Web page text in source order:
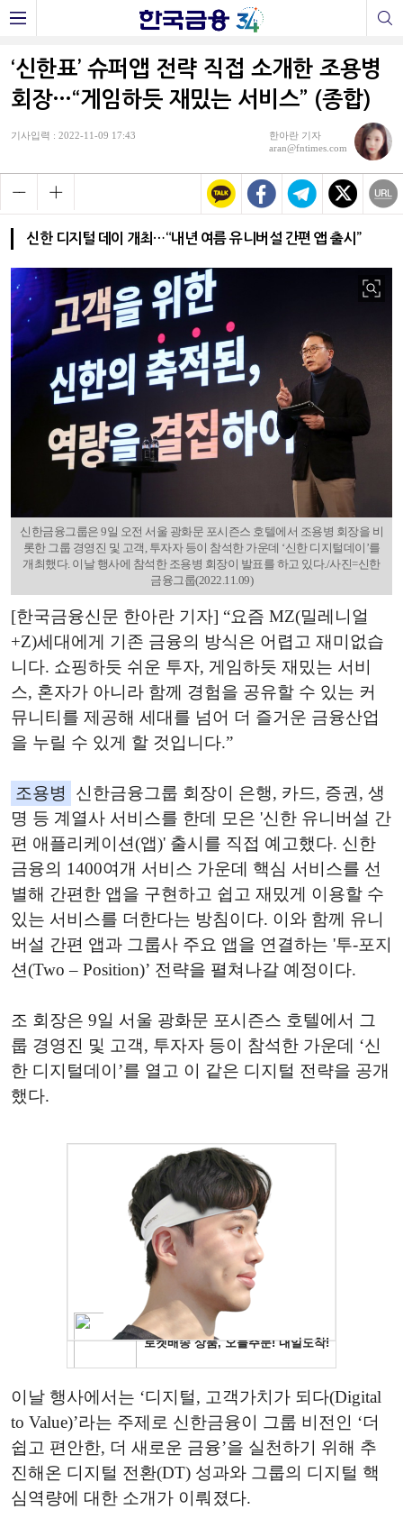
‘신한표’ 슈퍼앱 전략 직접 소개한 조용병
회장…“게임하듯 재밌는 서비스” (종합)
기사입력 : 2022-11-09 17:43
한아란 기자
aran@fntimes.com
신한 디지털 데이 개최…“내년 여름 유니버설 간편 앱 출시”
신한금융그룹은 9일 오전 서울 광화문 포시즌스 호텔에서 조용병 회장을 비
롯한 그룹 경영진 및 고객, 투자자 등이 참석한 가운데 ‘신한 디지털데이’를
개최했다. 이날 행사에 참석한 조용병 회장이 발표를 하고 있다./사진=신한
금융그룹(2022.11.09)
[한국금융신문 한아란 기자] “요즘 MZ(밀레니얼
+Z)세대에게 기존 금융의 방식은 어렵고 재미없습
니다. 쇼핑하듯 쉬운 투자, 게임하듯 재밌는 서비
스, 혼자가 아니라 함께 경험을 공유할 수 있는 커
뮤니티를 제공해 세대를 넘어 더 즐거운 금융산업
을 누릴 수 있게 할 것입니다.”
조용병
신한금융그룹 회장이 은행, 카드, 증권, 생
명 등 계열사 서비스를 한데 모은 '신한 유니버설 간
편 애플리케이션(앱)' 출시를 직접 예고했다. 신한
금융의 1400여개 서비스 가운데 핵심 서비스를 선
별해 간편한 앱을 구현하고 쉽고 재밌게 이용할 수
있는 서비스를 더한다는 방침이다. 이와 함께 유니
버설 간편 앱과 그룹사 주요 앱을 연결하는 '투-포지
션(Two – Position)’ 전략을 펼쳐나갈 예정이다.
조 회장은 9일 서울 광화문 포시즌스 호텔에서 그
룹 경영진 및 고객, 투자자 등이 참석한 가운데 ‘신
한 디지털데이’를 열고 이 같은 디지털 전략을 공개
했다.
이날 행사에서는 ‘디지털, 고객가치가 되다(Digital
to Value)’라는 주제로 신한금융이 그룹 비전인 ‘더
쉽고 편안한, 더 새로운 금융’을 실천하기 위해 추
진해온 디지털 전환(DT) 성과와 그룹의 디지털 핵
심역량에 대한 소개가 이뤄졌다.